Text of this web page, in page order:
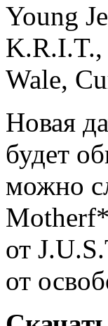
Young
K.R.I.T.,
Wale,
Новая
будет
можно
от
от